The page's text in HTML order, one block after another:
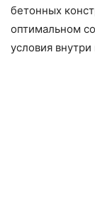
бетонных
оптимальном
условия